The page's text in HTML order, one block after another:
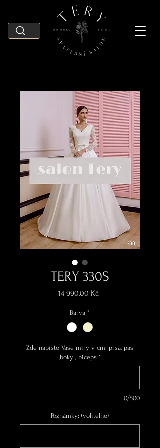
TERY 330S
14 990,00 KčCena
Barva *
Zde napište Vaše míry v cm: prsa, pas
,boky , biceps *
0/500
Poznámky: (volitelné)